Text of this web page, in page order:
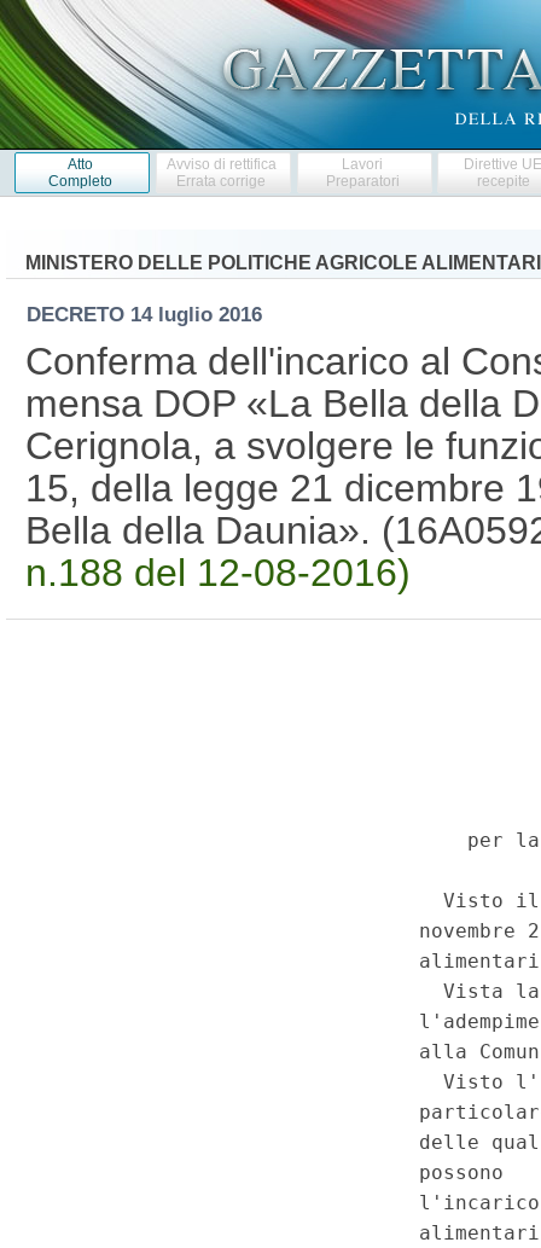
Atto
Completo
Avviso di rettifica
Errata corrige
Lavori
Preparatori
Direttive
recepite
MINISTERO DELLE POLITICHE AGRICOLE
DECRETO 14 luglio 2016
Conferma dell'incarico al
mensa DOP «La Bella della
Cerignola, a svolgere le
15, della legge 21 dicembre
Bella della Daunia».
n.188 del 12-08-2016)